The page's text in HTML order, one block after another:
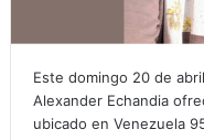
Este domingo 20 de
Alexander Echandia
ubicado en Venezuela